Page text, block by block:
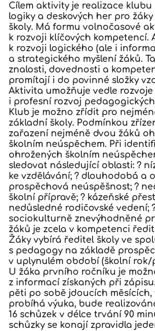
Cílem aktivity je realizace klubu
logiky a deskových her pro
školy. Má formu volnočasové
k rozvoji klíčových kompetencí.
k rozvoji logického (ale i
a strategického myšlení žáků.
znalosti, dovednosti a
promítají i do povinné složky
Aktivita umožňuje vedle rozvoje
i profesní rozvoj
Klub je možno zřídit pro
základní školy. Podmínkou
zařazení nejméně dvou žáků
školním neúspěchem. Při
ohrožených školním
sledovat následující oblasti: ?
ke vzdělávání; ? dlouhodobá a
prospěchová neúspěšnost; ?
školní přípravě; ? kázeňské
nedůsledné rodičovské vedení;
sociokulturně znevýhodněné
žáků je zcela v kompetenci
Žáky vybírá ředitel školy ve
s pedagogy na základě
v uplynulém období (školní rok/
U žáka prvního ročníku je
z informací získaných při
pěti po sobě jdoucích měsících,
probíhá výuka, bude
16 schůzek v délce trvání 90
schůzky se konají zpravidla